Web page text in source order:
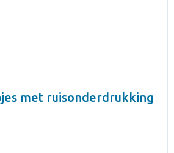
met ruisonderdrukking